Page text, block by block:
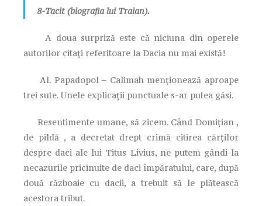
8-Tacit (biografia lui Traian).
A doua surpriză este că niciuna din operele
autorilor citați referitoare la Dacia nu mai există!
Al. Papadopol – Calimah menționează aproape
trei sute. Unele explicații punctuale s-ar putea găsi.
Resentimente umane, să zicem. Când Domițian ,
de pildă , a decretat drept crimă citirea cărților
despre daci ale lui Titus Livius, ne putem gândi la
necazurile pricinuite de daci împăratului, care, după
două războaie cu dacii, a trebuit să le plătească
acestora tribut.